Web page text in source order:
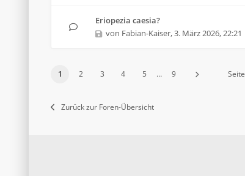
Eriopezia caesia?
von Fabian-Kaiser,3. März 2026, 22:21
1 2 3 4 5 … 9 Seite
Zurück zur Foren-Übersicht